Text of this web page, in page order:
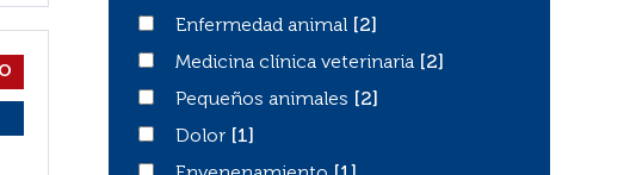
Enfermedad animal
Enfermedad animal
[2]
Medicina clínica veterinaria
Medicina clínica veterinaria
[2]
Pequeños animales
Pequeños animales
[2]
DolorDolor
[1]